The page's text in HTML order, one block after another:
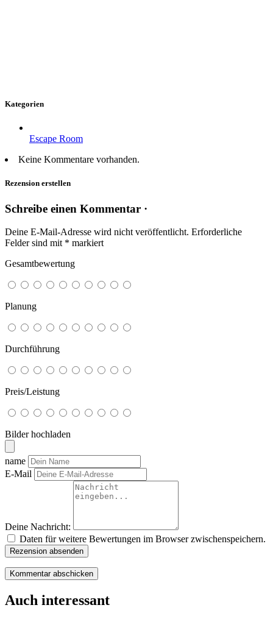
Kategorien
Escape Room
Keine Kommentare vorhanden.
Rezension erstellen
Schreibe einen Kommentar ·
Deine E-Mail-Adresse wird nicht veröffentlicht. Erforderliche
Felder sind mit * markiert
Gesamtbewertung
Planung
Durchführung
Preis/Leistung
Bilder hochladen
name
E-Mail
Deine Nachricht:
Daten für weitere Bewertungen im Browser zwischenspeichern.
Rezension absenden
Auch interessant